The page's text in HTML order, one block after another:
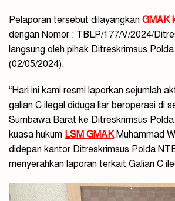
Pelaporan tersebut dilayangkan GMAK
dengan Nomor : TBLP/177/V/2024/
langsung oleh pihak Ditreskrimsus
(02/05/2024).
“Hari ini kami resmi laporkan sejumlah
galian C ilegal diduga liar beroperasi di
Sumbawa Barat ke Ditreskrimsus Polda
kuasa hukum LSM GMAKMuhammad
didepan kantor Ditreskrimsus Polda
menyerahkan laporan terkait Galian C